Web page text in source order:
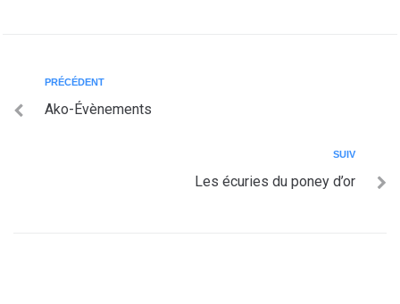
PRÉCÉDENT
Ako-Évènements
SUIV
Les écuries du poney d’or